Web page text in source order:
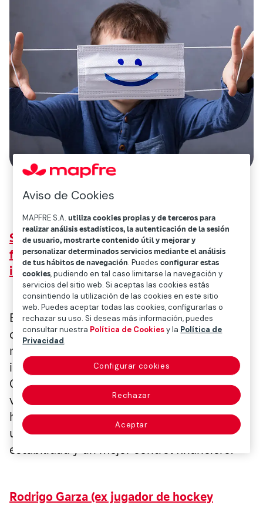
Superliga: lecturas del terremoto en el
fútbol europeo desde la perspectiva del
inversor
El intento fallido de crear una nueva
competición europea ha puesto de
manifiesto el creciente interés de los
inversores por el mundo del fútbol. Luis
García, gestor de Mapfre AM, estima que las
valoraciones de los clubes que cotizan se
habrían visto positivamente afectadas por
unos mayores ingresos, una mayor
estabilidad y un mejor control financiero.
Rodrigo Garza (ex jugador de hockey
Aviso de Cookies
MAPFRE S.A.utiliza cookies propias y de terceros para
realizar análisis estadísticos, la autenticación de la sesión
de usuario, mostrarte contenido útil y mejorar y
personalizar determinados servicios mediante el análisis
de tus hábitos de navegación. Puedesconfigurar estas
cookies, pudiendo en tal caso limitarse la navegación y
servicios del sitio web. Si aceptas las cookies estás
consintiendo la utilización de las cookies en este sitio
web. Puedes aceptar todas las cookies, configurarlas o
rechazar su uso. Si deseas más información, puedes
consultar nuestra Política de Cookiesy la Política de
Privacidad.
Configurar cookies
Rechazar
Aceptar